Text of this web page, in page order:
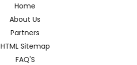
Home
About Us
Partners
HTML Sitemap
FAQ'S